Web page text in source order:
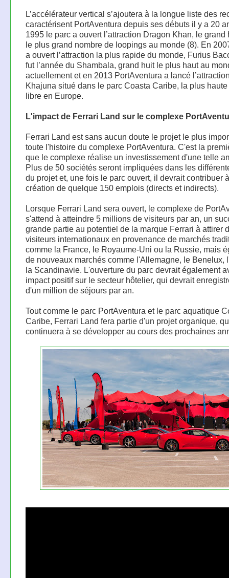
L’accélérateur vertical s’ajoutera à la longue liste des
caractérisent PortAventura depuis ses débuts il y a 20
1995 le parc a ouvert l’attraction Dragon Khan, le grand
le plus grand nombre de loopings au monde (8). En
a ouvert l’attraction la plus rapide du monde, Furius
fut l’année du Shambala, grand huit le plus haut au
actuellement et en 2013 PortAventura a lancé
Khajuna situé dans le parc Coasta Caribe, la plus
libre en Europe.
L'impact de Ferrari Land sur le complexe
Ferrari Land est sans aucun doute le projet le plus
toute l'histoire du complexe PortAventura. C'est la
que le complexe réalise un investissement d'une telle
Plus de 50 sociétés seront impliquées dans les
du projet et, une fois le parc ouvert, il devrait contribuer
création de quelque 150 emplois (directs et indirects).
Lorsque Ferrari Land sera ouvert, le complexe de
s'attend à atteindre 5 millions de visiteurs par an, un
grande partie au potentiel de la marque Ferrari à attirer
visiteurs internationaux en provenance de marchés
comme la France, le Royaume-Uni ou la Russie, mais
de nouveaux marchés comme l'Allemagne, le Benelux,
la Scandinavie. L'ouverture du parc devrait également
impact positif sur le secteur hôtelier, qui devrait
d'un million de séjours par an.
Tout comme le parc PortAventura et le parc aquatique
Caribe, Ferrari Land fera partie d'un projet organique,
continuera à se développer au cours des prochaines